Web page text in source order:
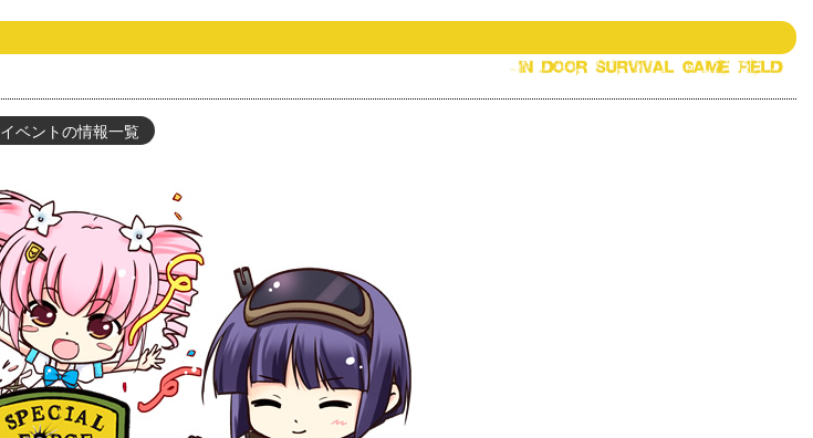
イベントの情報一覧